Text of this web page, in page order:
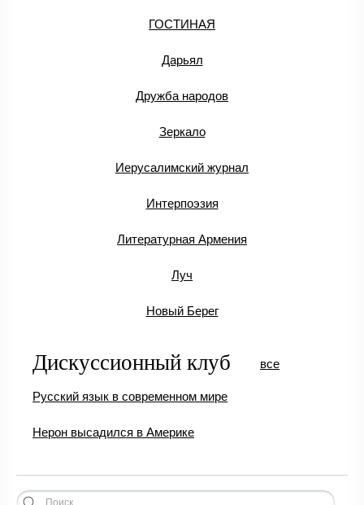
ГОСТИНАЯ
Дарьял
Дружба народов
Зеркало
Иерусалимский журнал
Интерпоэзия
Литературная Армения
Луч
Новый Берег
Дискуссионный клуб
Русский язык в современном мире
Нерон высадился в Америке
все